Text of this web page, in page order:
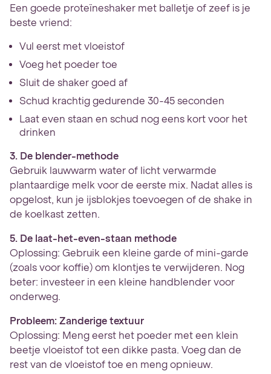
Een goede proteïneshaker met balletje of zeef is je
beste vriend:
Vul eerst met vloeistof
Voeg het poeder toe
Sluit de shaker goed af
Schud krachtig gedurende 30-45 seconden
Laat even staan en schud nog eens kort voor het
drinken
3. De blender-methode
Gebruik lauwwarm water of licht verwarmde
plantaardige melk voor de eerste mix. Nadat alles is
opgelost, kun je ijsblokjes toevoegen of de shake in
de koelkast zetten.
5. De laat-het-even-staan methode
Oplossing: Gebruik een kleine garde of mini-garde
(zoals voor koffie) om klontjes te verwijderen. Nog
beter: investeer in een kleine handblender voor
onderweg.
Probleem: Zanderige textuur
Oplossing: Meng eerst het poeder met een klein
beetje vloeistof tot een dikke pasta. Voeg dan de
rest van de vloeistof toe en meng opnieuw.